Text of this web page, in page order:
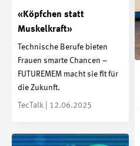
«Köpfchen statt
Muskelkraft»
Technische Berufe bieten
Frauen smarte Chancen –
FUTUREMEM macht sie fit für
die Zukunft.
TecTalk | 12.06.2025